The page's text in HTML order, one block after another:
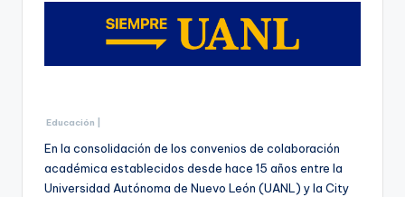
Educación |
En la consolidación de los convenios de colaboración
académica establecidos desde hace 15 años entre la
Universidad Autónoma de Nuevo León (UANL) y la City